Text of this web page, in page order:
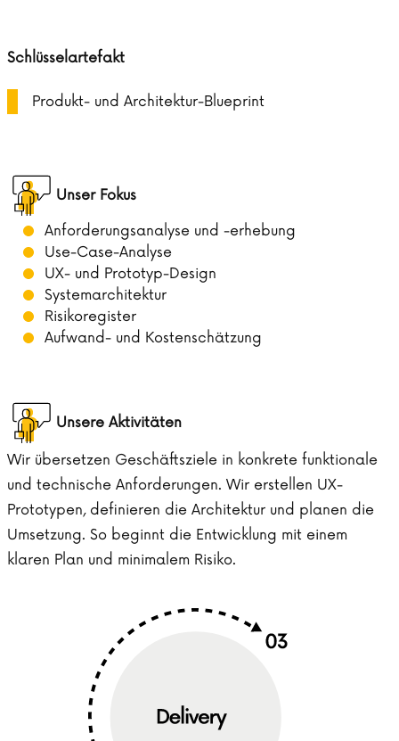
Schlüsselartefakt
Produkt- und Architektur-Blueprint
Unser Fokus
Anforderungsanalyse und -erhebung
Use-Case-Analyse
UX- und Prototyp-Design
Systemarchitektur
Risikoregister
Aufwand- und Kostenschätzung
Unsere Aktivitäten
Wir übersetzen Geschäftsziele in konkrete funktionale
und technische Anforderungen. Wir erstellen UX-
Prototypen, definieren die Architektur und planen die
Umsetzung. So beginnt die Entwicklung mit einem
klaren Plan und minimalem Risiko.